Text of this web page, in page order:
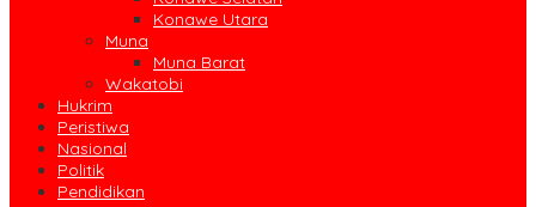
Konawe Utara
Muna
Muna Barat
Wakatobi
Hukrim
Peristiwa
Nasional
Politik
Pendidikan